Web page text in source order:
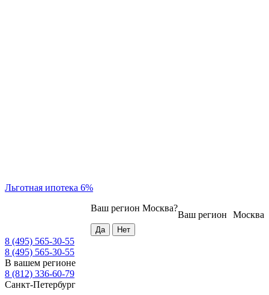
Льготная ипотека 6%
Москва
Ваш регион
Ваш регион Москва?
8 (495) 565-30-55
8 (495) 565-30-55
В вашем регионе
8 (812) 336-60-79
Санкт-Петербург